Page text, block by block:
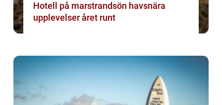
Hotell på marstrandsön havsnära
upplevelser året runt